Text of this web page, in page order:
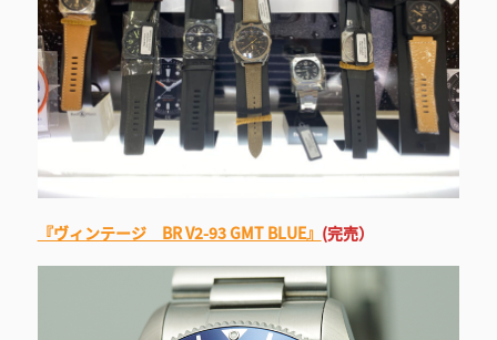
『ヴィンテージ BR V2-93 GMT BLUE』 (完売）